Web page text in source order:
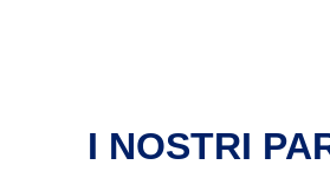
I NOSTRI